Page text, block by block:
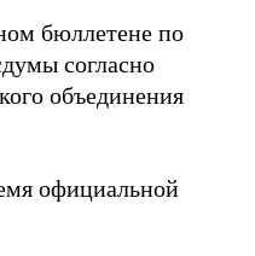
бюллетене по
согласно
объединения
официальной